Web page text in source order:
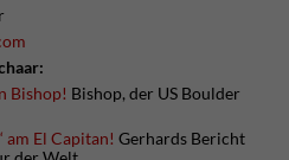
Bishop! Bishop, der US Boulder
am El Capitan! Gerhards Bericht